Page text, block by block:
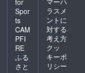
for
Spor
ts
CAM
PFI
RE
ふる
さと
ラスメ
ントに
対する
考え方
クッ
キーポ
リシー